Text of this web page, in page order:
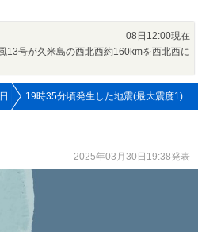
08日12:00現在
13号が久米島の西北西約160kmを西北西に
19時35分頃発生した地震(最大震度1)
2025年03月30日19:38発表